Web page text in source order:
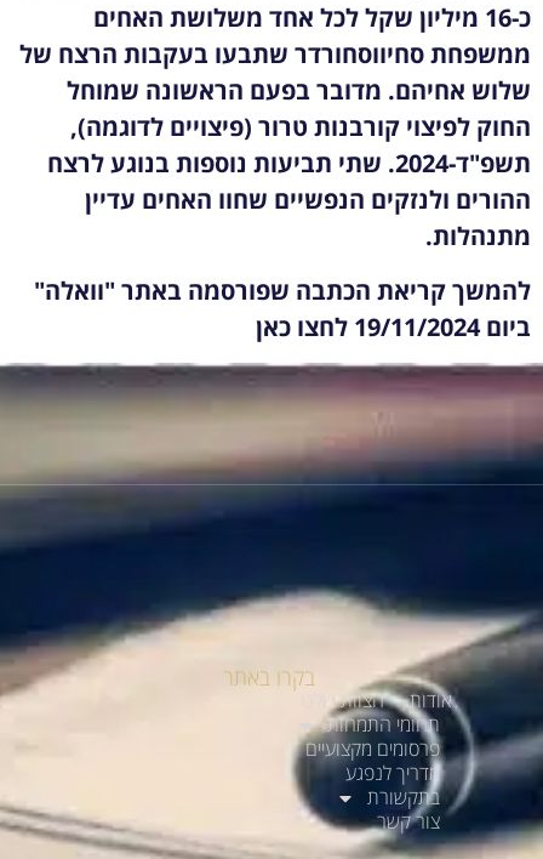
כ-16 מיליון שקל לכל אחד משלושת האחים
ממשפחת סחיווסחורדר שתבעו בעקבות הרצח של
שלוש אחיהם. מדובר בפעם הראשונה שמוחל
החוק לפיצוי קורבנות טרור (פיצויים לדוגמה),
תשפ"ד-2024. שתי תביעות נוספות בנוגע לרצח
ההורים ולנזקים הנפשיים שחוו האחים עדיין
מתנהלות.
להמשך קריאת הכתבה שפורסמה באתר "וואלה"
ביום 19/11/2024 לחצו
כאן
בקרו באתר
אודות
הצוות שלנו
תחומי התמחות
פרסומים מקצועיים
מדריך לנפגע
בתקשורת
צור קשר